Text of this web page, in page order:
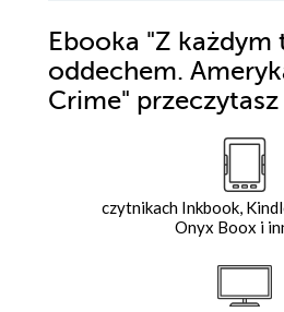
Ebooka "Z każdym
oddechem.
Crime" przeczytasz
czytnikach Inkbook,
Onyx Boox i